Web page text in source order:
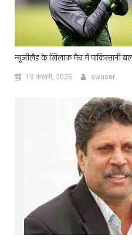
न्यूजीलैंड के खिलाफ मैच में पाकिस्तानी
19 फरवरी, 2025 swuser